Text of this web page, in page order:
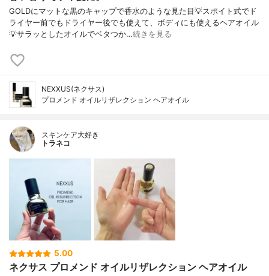
GOLDにマットな黒のキャップで香水のような見た目💡スポイト式でド
ライヤー前でもドライヤー後でも使えて、ボディにも使えるヘアオイル
💡サラッとしたオイルでベタつか…続きを見る
NEXXUS(ネクサス)
プロメンド オイルリザレクション ヘアオイル
スキンケア大好き
トラネコ
5.00
ネクサス プロメンド オイルリザレクション ヘアオイル